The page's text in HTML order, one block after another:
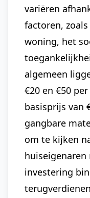
variëren
factoren,
woning, het
algemeen
€20 en €50
basisprijs van
gangbare
om te kijken
huiseigenaren
investering